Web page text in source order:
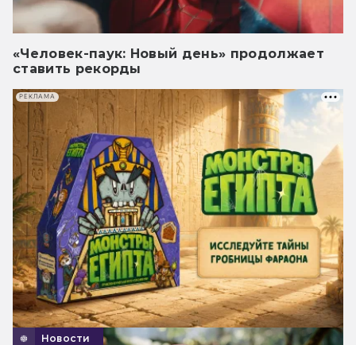
«Человек-паук: Новый день» продолжает
ставить рекорды
Новости
РЕКЛАМА